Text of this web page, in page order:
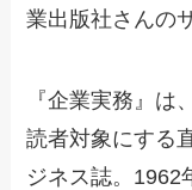
業出版社さんの
『企業実務』は
読者対象にする
ジネス誌。1962